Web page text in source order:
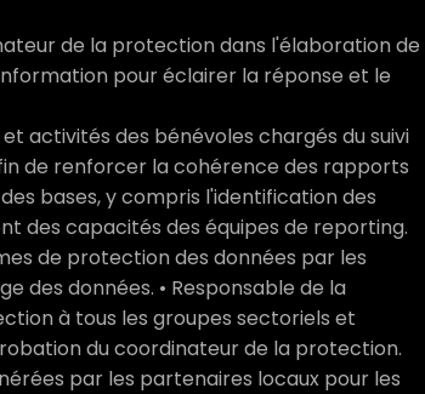
de la protection dans l'élaboration de
pour éclairer la réponse et le
activités des bénévoles chargés du suivi
de renforcer la cohérence des rapports
bases, y compris l'identification des
des capacités des équipes de reporting.
de protection des données par les
des données. • Responsable de la
à tous les groupes sectoriels et
du coordinateur de la protection.
par les partenaires locaux pour les